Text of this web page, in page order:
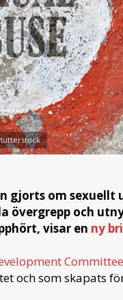
gjorts om
övergrepp och
visar en ny
Committee
och som skapats